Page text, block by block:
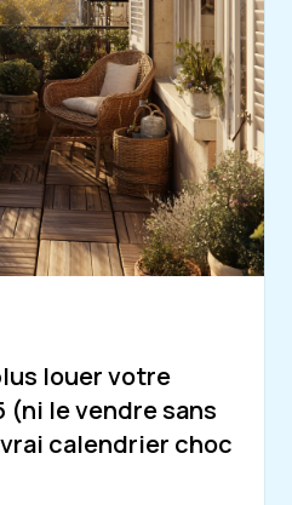
louer votre
(ni le vendre sans
calendrier choc